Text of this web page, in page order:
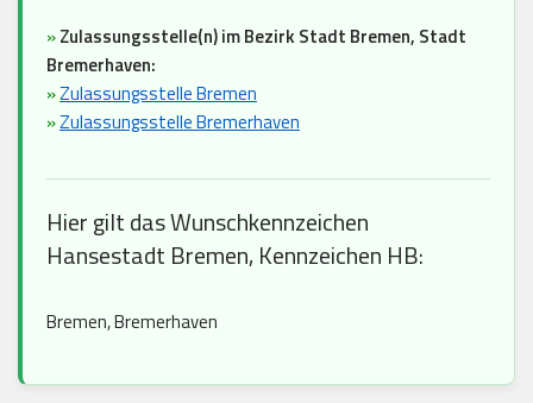
»Zulassungsstelle(n) im Bezirk Stadt Bremen, Stadt
Bremerhaven:
»Zulassungsstelle Bremen
»Zulassungsstelle Bremerhaven
Hier gilt das Wunschkennzeichen
Hansestadt Bremen, Kennzeichen HB:
Bremen, Bremerhaven